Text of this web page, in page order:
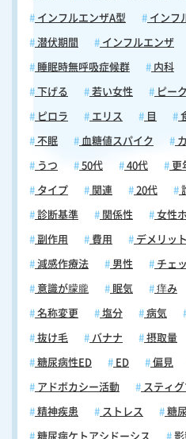
インフルエンザA型 インフ
潜伏期間 インフルエンザ
睡眠時無呼吸症候群 内科
下げる 若い女性 ピーク
ピロラ エリス 目
不眠 血糖値スパイク
うつ 50代 40代 更
タイプ 関連 20代
診断基準 関係性 女性
副作用 費用 デメリット
減感作療法 男性 チェ
意識が朦朧 眠気 痒み
名称変更 塩分 病気
抜け毛 バナナ 摂取量
糖尿病性ED ED 偏見
アドボカシー活動 スティグ
精神疾患 ストレス 糖
糖尿病ケトアシドーシス 影